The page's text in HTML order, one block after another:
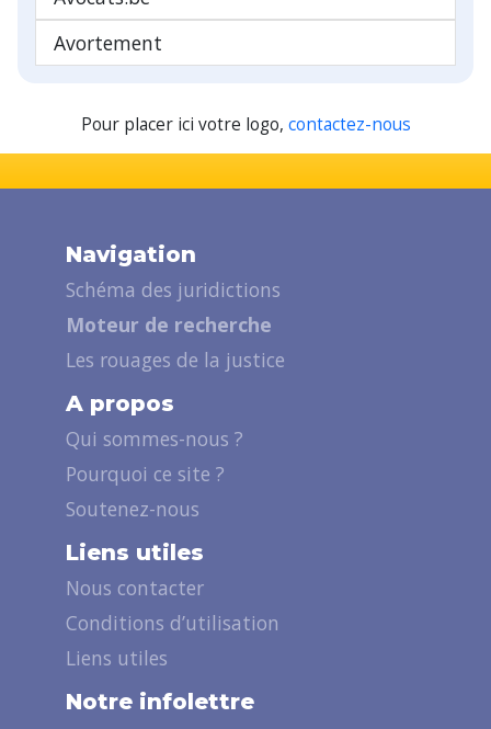
Avortement
Pour placer ici votre logo, contactez-nous
Navigation
Schéma des juridictions
Moteur de recherche
Les rouages de la justice
A propos
Qui sommes-nous ?
Pourquoi ce site ?
Soutenez-nous
Liens utiles
Nous contacter
Conditions d’utilisation
Liens utiles
Notre infolettre